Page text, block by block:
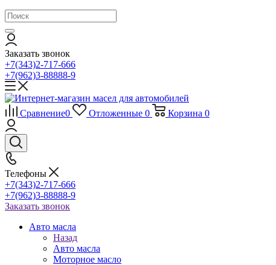
Заказать звонок
+7(343)2-717-666
+7(962)3-88888-9
Сравнение0 Отложенные 0 Корзина 0
Телефоны
+7(343)2-717-666
+7(962)3-88888-9
Заказать звонок
Авто масла
Назад
Авто масла
Моторное масло